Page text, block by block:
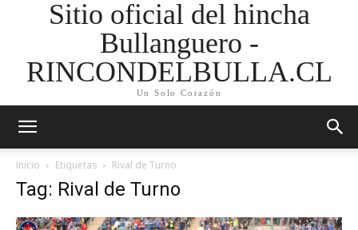
Sitio oficial del hincha
Bullanguero -
RINCONDELBULLA.CL
Un Solo Corazón
Inicio Etiquetas Rival de Turno
Tag: Rival de Turno